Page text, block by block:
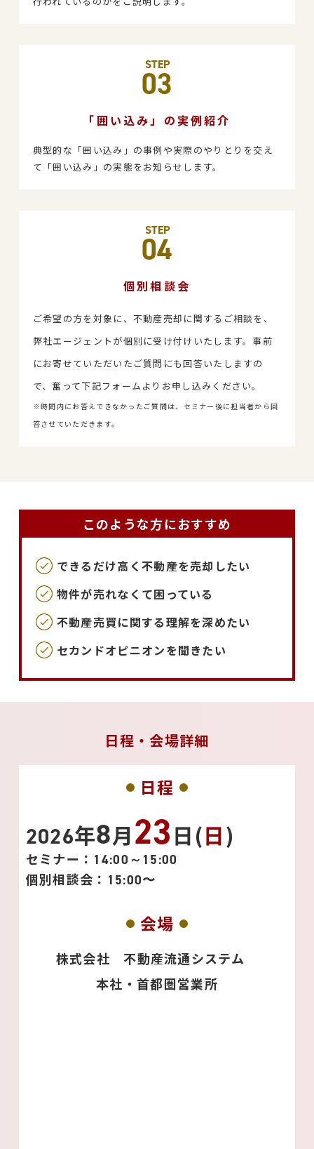
STEP
03
「囲い込み」の実例紹介
典型的な「囲い込み」の事例や実際のやりとりを交え
て「囲い込み」の実態をお知らせします。
STEP
04
個別相談会
ご希望の方を対象に、不動産売却に関するご相談を、
弊社エージェントが個別に受け付けいたします。事前
にお寄せていただいたご質問にも回答いたしますの
で、奮って下記フォームよりお申し込みください。
※時間内にお答えできなかったご質問は、セミナー後に担当者から回
答させていただきます。
このような方におすすめ
できるだけ高く不動産を売却したい
物件が売れなくて困っている
不動産売買に関する理解を深めたい
セカンドオピニオンを聞きたい
日程・会場詳細
日程
2026年8月23日(日)
セミナー： 14:00～15:00
個別相談会： 15:00〜
会場
株式会社 不動産流通システム
本社・首都圏営業所